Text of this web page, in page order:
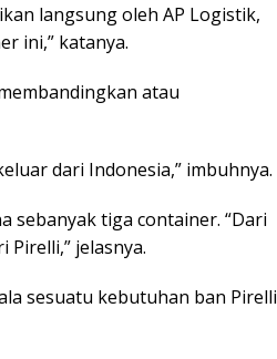
langsung oleh AP Logistik,
ini,” katanya.
atau
dari Indonesia,” imbuhnya.
sebanyak tiga container. “Dari
jelasnya.
sesuatu kebutuhan ban Pirelli